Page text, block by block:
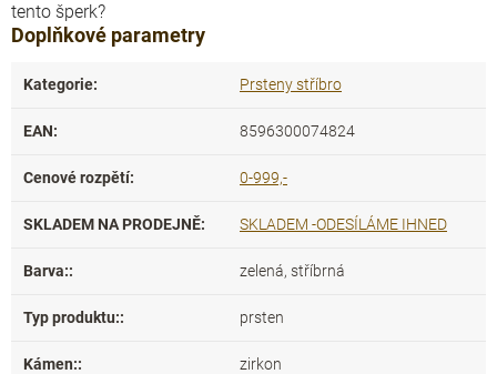
tento šperk?
Doplňkové parametry
Kategorie: Prsteny stříbro
EAN: 8596300074824
Cenové rozpětí: 0-999,-
SKLADEM NA PRODEJNĚ: SKLADEM -ODESÍLÁME IHNED
Barva:: zelená, stříbrná
Typ produktu:: prsten
Kámen:: zirkon